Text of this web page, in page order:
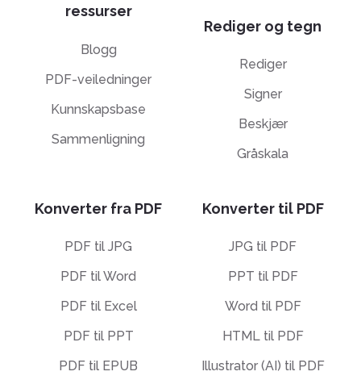
ressurser
Blogg
PDF-veiledninger
Kunnskapsbase
Sammenligning
Rediger og tegn
Rediger
Signer
Beskjær
Gråskala
Konverter fra PDF
PDF til JPG
PDF til Word
PDF til Excel
PDF til PPT
PDF til EPUB
Konverter til PDF
JPG til PDF
PPT til PDF
Word til PDF
HTML til PDF
Illustrator (AI) til PDF